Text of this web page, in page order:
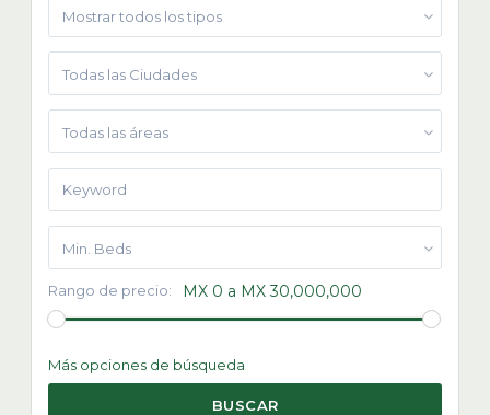
Mostrar todos los tipos
Todas las Ciudades
Todas las áreas
Min. Beds
Rango de precio: MX 0 a MX 30,000,000
Más opciones de búsqueda
BUSCAR